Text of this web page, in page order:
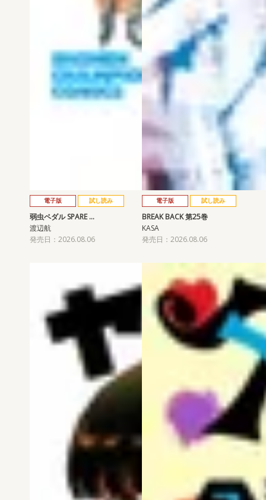
電子版 試し読み
弱虫ペダル SPARE …
渡辺航
発売日：2026.08.06
電子版 試し読み
BREAK BACK 第25巻
KASA
発売日：2026.08.06